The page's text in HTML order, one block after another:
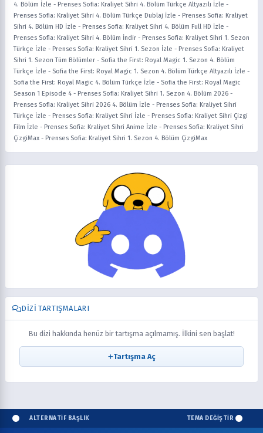
4. Bölüm İzle - Prenses Sofia: Kraliyet Sihri 4. Bölüm Türkçe Altyazılı İzle -
Prenses Sofia: Kraliyet Sihri 4. Bölüm Türkçe Dublaj İzle - Prenses Sofia: Kraliyet
Sihri 4. Bölüm HD İzle - Prenses Sofia: Kraliyet Sihri 4. Bölüm Full HD İzle -
Prenses Sofia: Kraliyet Sihri 4. Bölüm İndir - Prenses Sofia: Kraliyet Sihri 1. Sezon
Türkçe İzle - Prenses Sofia: Kraliyet Sihri 1. Sezon İzle - Prenses Sofia: Kraliyet
Sihri 1. Sezon Tüm Bölümler - Sofia the First: Royal Magic 1. Sezon 4. Bölüm
Türkçe İzle - Sofia the First: Royal Magic 1. Sezon 4. Bölüm Türkçe Altyazılı İzle -
Sofia the First: Royal Magic 4. Bölüm Türkçe İzle - Sofia the First: Royal Magic
Season 1 Episode 4 - Prenses Sofia: Kraliyet Sihri 1. Sezon 4. Bölüm 2026 -
Prenses Sofia: Kraliyet Sihri 2026 4. Bölüm İzle - Prenses Sofia: Kraliyet Sihri
Türkçe İzle - Prenses Sofia: Kraliyet Sihri İzle - Prenses Sofia: Kraliyet Sihri Çizgi
Film İzle - Prenses Sofia: Kraliyet Sihri Anime İzle - Prenses Sofia: Kraliyet Sihri
ÇizgiMax - Prenses Sofia: Kraliyet Sihri 1. Sezon 4. Bölüm ÇizgiMax
DIZI TARTIŞMALARI
Bu dizi hakkında henüz bir tartışma açılmamış. İlkini sen başlat!
Tartışma Aç
ALTERNATİF BAŞLIK TEMA DEĞİŞTİR